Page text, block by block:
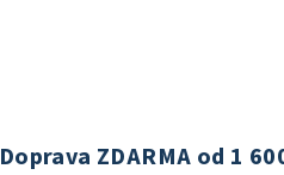
Doprava ZDARMA od 1